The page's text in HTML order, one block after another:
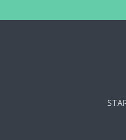
Hauptinhalt